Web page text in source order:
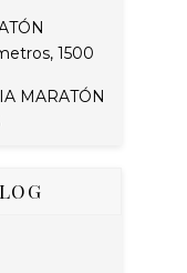
1500
MARATÓN